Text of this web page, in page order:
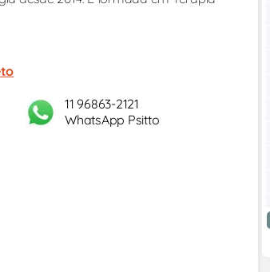
11 96863-2121
WhatsApp Psitto